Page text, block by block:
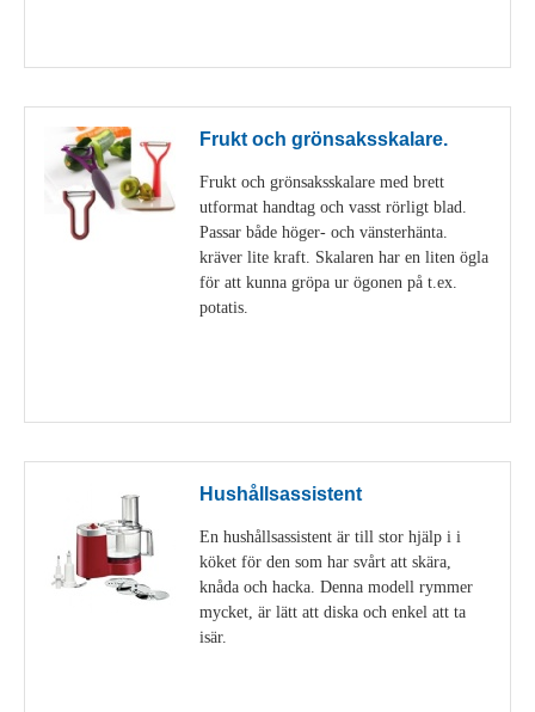
Frukt och grönsaksskalare.
Frukt och grönsaksskalare med brett
utformat handtag och vasst rörligt blad.
Passar både höger- och vänsterhänta.
kräver lite kraft. Skalaren har en liten ögla
för att kunna gröpa ur ögonen på t.ex.
potatis.
Hushållsassistent
En hushållsassistent är till stor hjälp i i
köket för den som har svårt att skära,
knåda och hacka. Denna modell rymmer
mycket, är lätt att diska och enkel att ta
isär.